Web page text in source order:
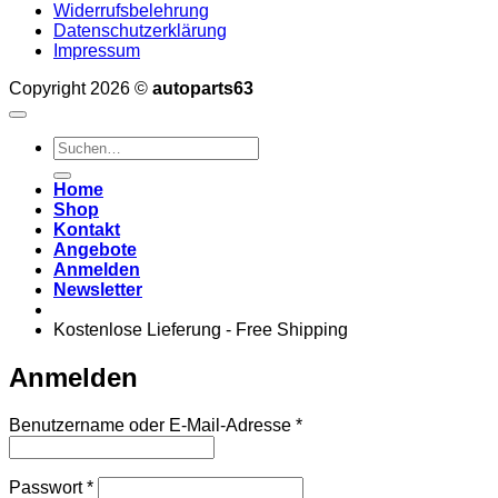
Widerrufsbelehrung
Datenschutzerklärung
Impressum
Copyright 2026 © autoparts63
Suchen
nach:
Home
Shop
Kontakt
Angebote
Anmelden
Newsletter
Kostenlose Lieferung - Free Shipping
Anmelden
Benutzername oder E-Mail-Adresse *Erforderlich
Passwort*Erforderlich